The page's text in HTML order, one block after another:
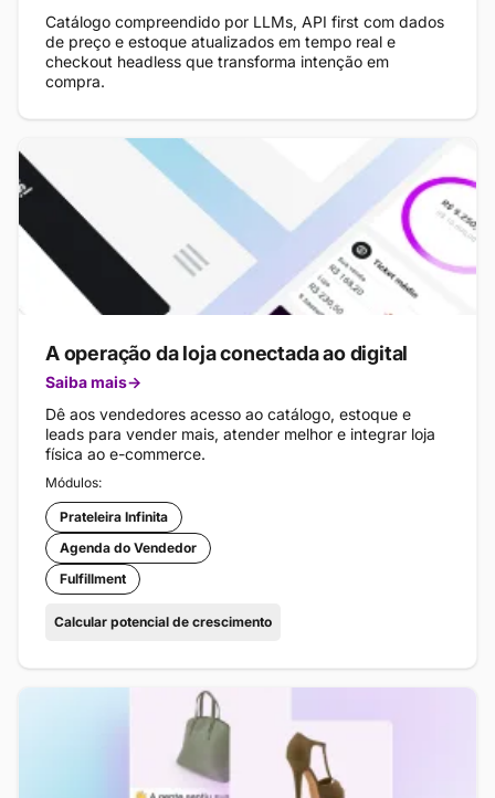
A operação da loja conectada ao digital
Saiba mais
Dê aos vendedores acesso ao catálogo, estoque e
leads para vender mais, atender melhor e integrar loja
física ao e-commerce.
Módulos:
Prateleira Infinita
Agenda do Vendedor
Fulfillment
Calcular potencial de crescimento
Catálogo compreendido por LLMs, API first com dados
de preço e estoque atualizados em tempo real e
checkout headless que transforma intenção em
compra.